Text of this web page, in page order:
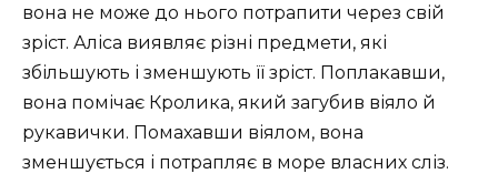
вона не може до нього потрапити через свій
зріст. Аліса виявляє різні предмети, які
збільшують і зменшують її зріст. Поплакавши,
вона помічає Кролика, який загубив віяло й
рукавички. Помахавши віялом, вона
зменшується і потрапляє в море власних сліз.